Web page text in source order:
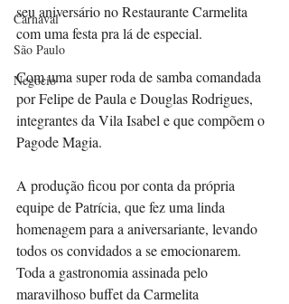
Carnaval
São Paulo
Negocio
seu aniversário no Restaurante Carmelita
com uma festa pra lá de especial.
Com uma super roda de samba comandada
por Felipe de Paula e Douglas Rodrigues,
integrantes da Vila Isabel e que compõem o
Pagode Magia.
A produção ficou por conta da própria
equipe de Patrícia, que fez uma linda
homenagem para a aniversariante, levando
todos os convidados a se emocionarem.
Toda a gastronomia assinada pelo
maravilhoso buffet da Carmelita